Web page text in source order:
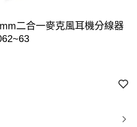
二合一麥克風耳機分線器